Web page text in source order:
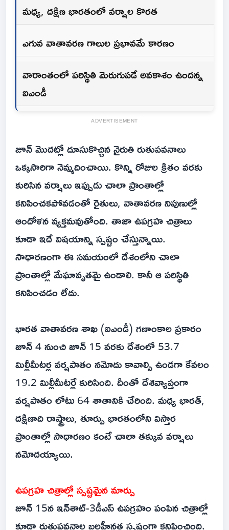
మధ్య, దక్షిణ భారతంలో వర్షాల కొరత
ఎగువ వాతావరణ గాలుల ప్రభావమే కారణం
వారాంతంలో పరిస్థితి మెరుగుపడే అవకాశం ఉందన్న
ఐఎండీ
ADVERTISEMENT
జూన్‌ మొదట్లో దూసుకొచ్చిన నైరుతి రుతుపవనాలు
ఒక్కసారిగా నెమ్మదించాయి. కొన్ని రోజుల క్రితం వరకు
కురిసిన వర్షాలు ఇప్పుడు చాలా ప్రాంతాల్లో
కనిపించకపోవడంతో రైతులు, వాతావరణ నిపుణుల్లో
ఆందోళన వ్యక్తమవుతోంది. తాజా ఉపగ్రహ చిత్రాలు
కూడా ఇదే విషయాన్ని స్పష్టం చేస్తున్నాయి.
సాధారణంగా ఈ సమయంలో దేశంలోని చాలా
ప్రాంతాల్లో మేఘావృతమై ఉండాలి. కానీ ఆ పరిస్థితి
కనిపించడం లేదు.
భారత వాతావరణ శాఖ (ఐఎండీ) గణాంకాల ప్రకారం
జూన్‌ 4 నుంచి జూన్‌ 15 వరకు దేశంలో 53.7
మిల్లీమీటర్ల వర్షపాతం నమోదు కావాల్సి ఉండగా కేవలం
19.2 మిల్లీమీటర్లే కురిసింది. దీంతో దేశవ్యాప్తంగా
వర్షపాతం లోటు 64 శాతానికి చేరింది. మధ్య భారత్‌,
దక్షిణాది రాష్ట్రాలు, తూర్పు భారతంలోని విస్తార
ప్రాంతాల్లో సాధారణం కంటే చాలా తక్కువ వర్షాలు
నమోదయ్యాయి.
ఉపగ్రహ చిత్రాల్లో స్పష్టమైన మార్పు
జూన్‌ 15న ఇన్‌శాట్‌-3డీఎస్‌ ఉపగ్రహం పంపిన చిత్రాల్లో
కూడా రుతుపవనాల బలహీనత స్పష్టంగా కనిపించింది.